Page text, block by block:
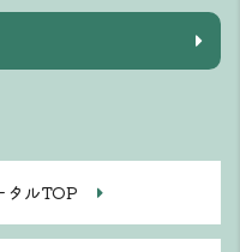
タルTOP